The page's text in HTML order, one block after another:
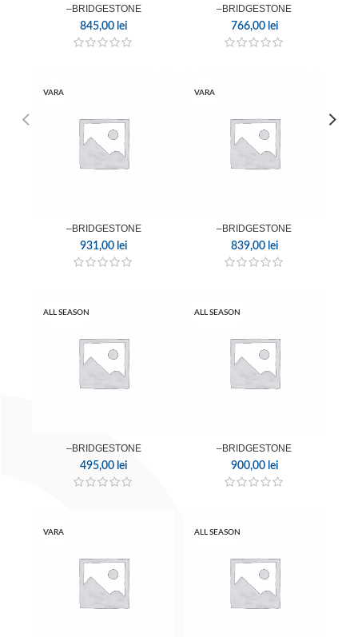
–BRIDGESTONE
845,00 lei
–BRIDGESTONE
766,00 lei
VARA
–BRIDGESTONE
931,00 lei
VARA
–BRIDGESTONE
839,00 lei
ALL SEASON
–BRIDGESTONE
495,00 lei
ALL SEASON
–BRIDGESTONE
900,00 lei
VARA ALL SEASON